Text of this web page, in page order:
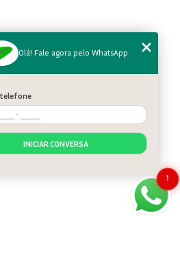
1
Olá! Fale agora pelo WhatsApp
INICIAR CONVERSA